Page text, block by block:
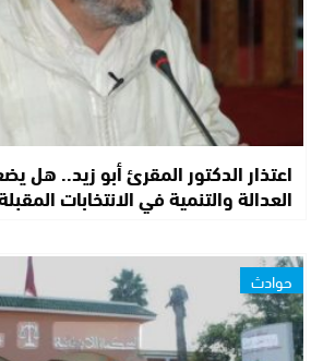
اعتذار الدكتور المقرئ أبو زيد..
العدالة والتنمية في الانتخابات
حوادث